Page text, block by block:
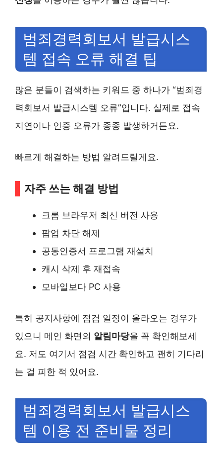
범죄경력회보서 발급시스
템 접속 오류 해결 팁
많은 분들이 검색하는 키워드 중 하나가 “범죄경
력회보서 발급시스템 오류”입니다. 실제로 접속
지연이나 인증 오류가 종종 발생하거든요.
빠르게 해결하는 방법 알려드릴게요.
자주 쓰는 해결 방법
크롬 브라우저 최신 버전 사용
팝업 차단 해제
공동인증서 프로그램 재설치
캐시 삭제 후 재접속
모바일보다 PC 사용
특히 공지사항에 점검 일정이 올라오는 경우가
있으니 메인 화면의 알림마당을 꼭 확인해보세
요. 저도 여기서 점검 시간 확인하고 괜히 기다리
는 걸 피한 적 있어요.
범죄경력회보서 발급시스
템 이용 전 준비물 정리